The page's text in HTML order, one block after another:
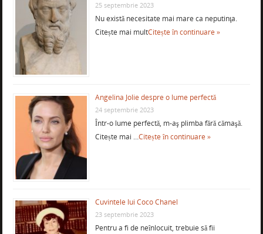
25 septembrie 2023
Nu există necesitate mai mare ca neputinţa.
Citește mai multCitește în continuare »
Angelina Jolie despre o lume perfectă
24 septembrie 2023
Într-o lume perfectă, m-aş plimba fără cămaşă.
Citește mai …Citește în continuare »
Cuvintele lui Coco Chanel
23 septembrie 2023
Pentru a fi de neînlocuit, trebuie să fii